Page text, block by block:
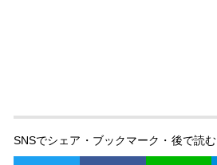
SNSでシェア・ブックマーク・後で読む